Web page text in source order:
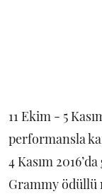
11 Ekim - 5
performansla
4 Kasım
Grammy ödüllü